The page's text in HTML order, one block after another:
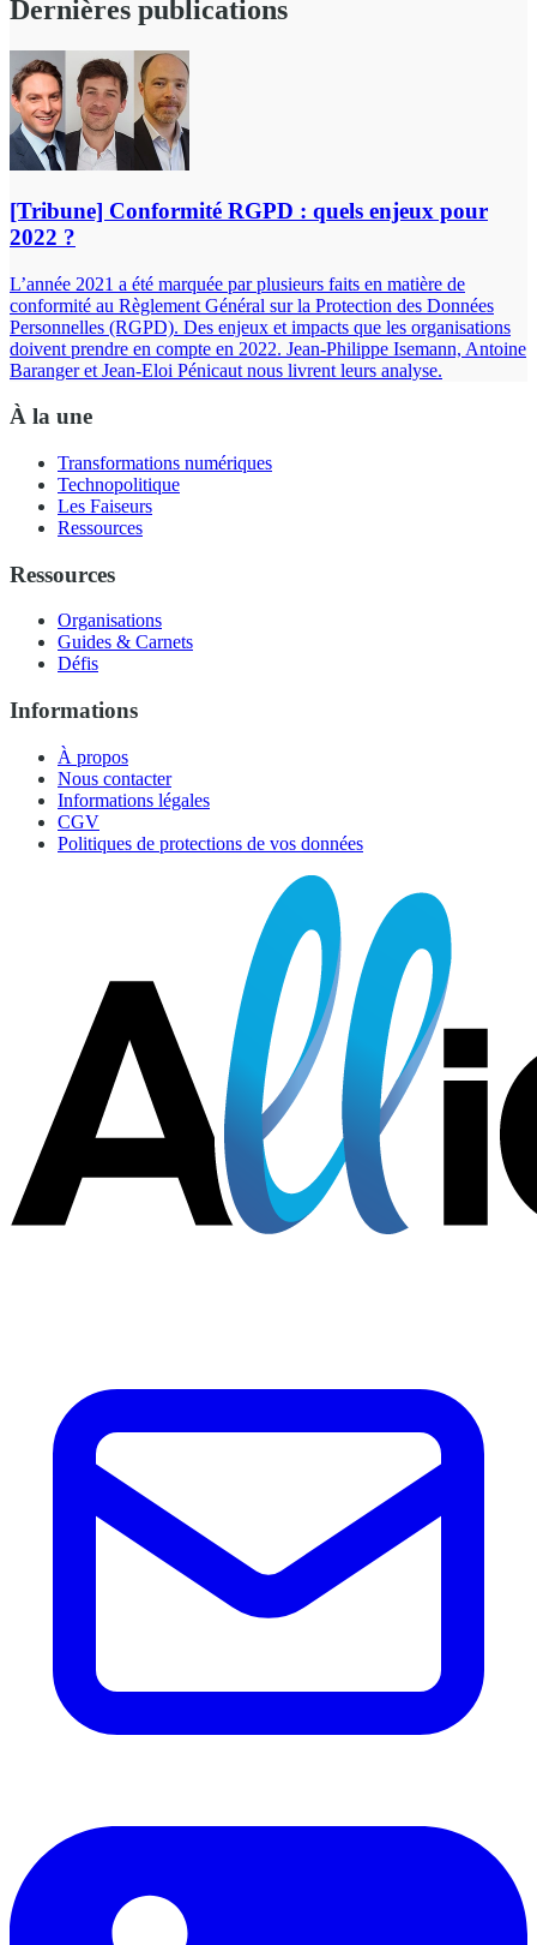
Dernières publications
[Tribune] Conformité RGPD : quels enjeux pour
2022 ?
L’année 2021 a été marquée par plusieurs faits en matière de
conformité au Règlement Général sur la Protection des Données
Personnelles (RGPD). Des enjeux et impacts que les organisations
doivent prendre en compte en 2022. Jean-Philippe Isemann, Antoine
Baranger et Jean-Eloi Pénicaut nous livrent leurs analyse.
À la une
Transformations numériques
Technopolitique
Les Faiseurs
Ressources
Ressources
Organisations
Guides & Carnets
Défis
Informations
À propos
Nous contacter
Informations légales
CGV
Politiques de protections de vos données